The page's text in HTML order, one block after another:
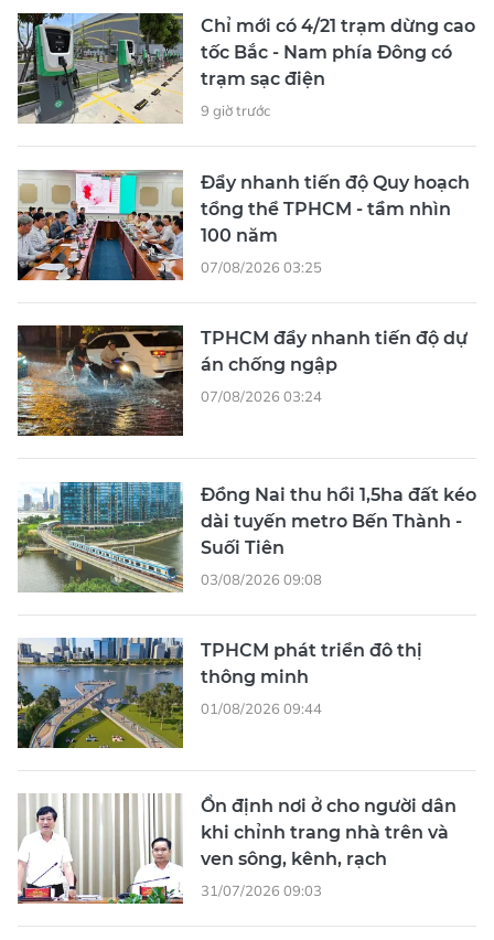
Chỉ mới có 4/21 trạm dừng cao
tốc Bắc - Nam phía Đông có
trạm sạc điện
9 giờ trước
Đẩy nhanh tiến độ Quy hoạch
tổng thể TPHCM - tầm nhìn
100 năm
07/08/2026 03:25
TPHCM đẩy nhanh tiến độ dự
án chống ngập
07/08/2026 03:24
Đồng Nai thu hồi 1,5ha đất kéo
dài tuyến metro Bến Thành -
Suối Tiên
03/08/2026 09:08
TPHCM phát triển đô thị
thông minh
01/08/2026 09:44
Ổn định nơi ở cho người dân
khi chỉnh trang nhà trên và
ven sông, kênh, rạch
31/07/2026 09:03